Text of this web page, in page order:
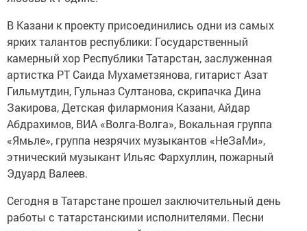
В Казани к проекту присоединились одни из самых
ярких талантов республики: Государственный
камерный хор Республики Татарстан, заслуженная
артистка РТ Саида Мухаметзянова, гитарист Азат
Гильмутдин, Гульназ Султанова, скрипачка Дина
Закирова, Детская филармония Казани, Айдар
Абдрахимов, ВИА «Волга-Волга», Вокальная группа
«Ямьле», группа незрячих музыкантов «НеЗаМи»,
этнический музыкант Ильяс Фархуллин, пожарный
Эдуард Валеев.
Сегодня в Татарстане прошел заключительный день
работы с татарстанскими исполнителями. Песни